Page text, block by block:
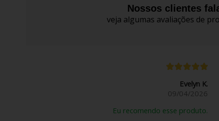
Nossos clientes
veja algumas avaliações de
Evelyn K.
09/04/2026
Eu recomendo esse produto.